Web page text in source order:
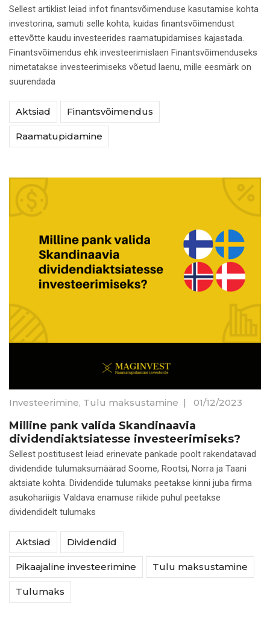
Sellest artiklist leiad infot finantsvõimenduse kasutamise kohta
investorina, samuti selle kohta, kuidas finantsvõimendust
ettevõtte kaudu investeerides raamatupidamises kajastada.
Finantsvõimendus ehk investeerimislaen Finantsvõimenduseks
nimetatakse investeerimiseks võetud laenu, mille eesmärk on
suurendada
Aktsiad Finantsvõimendus
Raamatupidamine
Investeerimine, Tulu maksustamine | 01/12/2023
Milline pank valida Skandinaavia
dividendiaktsiatesse investeerimiseks?
Sellest postitusest leiad erinevate pankade poolt rakendatavad
dividendide tulumaksumäärad Soome, Rootsi, Norra ja Taani
aktsiate kohta. Dividendide tulumaks peetakse kinni juba firma
asukohariigis Valdava enamuse riikide puhul peetakse
dividendidelt tulumaks
Aktsiad Dividendid
Pikaajaline investeerimine Tulu maksustamine
Tulumaks